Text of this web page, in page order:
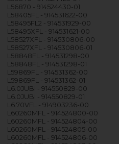
L56870 - 914524430-01
L58405FL - 914531622-00
L58495FL2 - 914531929-00
L58495XFL - 914531621-00
L58527XFL - 914530806-00
L58527XFL - 914530806-01
L58848FL - 914531298-00
L58848FL - 914531298-01
L59869FL - 914531362-00
L59869FL - 914531362-01
L6.0JUBI - 914550829-00
L6.0JUBI - 914550829-01
L6.70VFL - 914903236-00
L60260MFL - 914524800-00
L60260MFL - 914524804-00
L60260MFL - 914524805-00
L60260MFL - 914524806-00